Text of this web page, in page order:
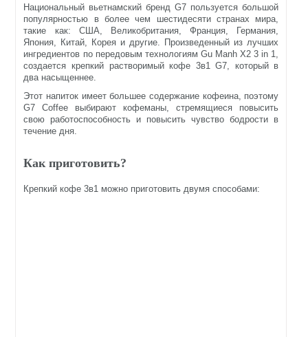
Национальный вьетнамский бренд G7 пользуется большой
популярностью в более чем шестидесяти странах мира,
такие как: США, Великобритания, Франция, Германия,
Япония, Китай, Корея и другие. Произведенный из лучших
ингредиентов по передовым технологиям Gu Manh X2 3 in 1,
создается крепкий растворимый кофе 3в1 G7, который в
два насыщеннее.
Этот напиток имеет большее содержание кофеина, поэтому
G7 Coffee выбирают кофеманы, стремящиеся повысить
свою работоспособность и повысить чувство бодрости в
течение дня.
Как приготовить?
Крепкий кофе 3в1 можно приготовить двумя способами: